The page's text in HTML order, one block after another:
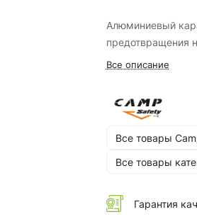
Алюминиевый
предотвращения
Все описание
Все товары
Все товары
Гарантия